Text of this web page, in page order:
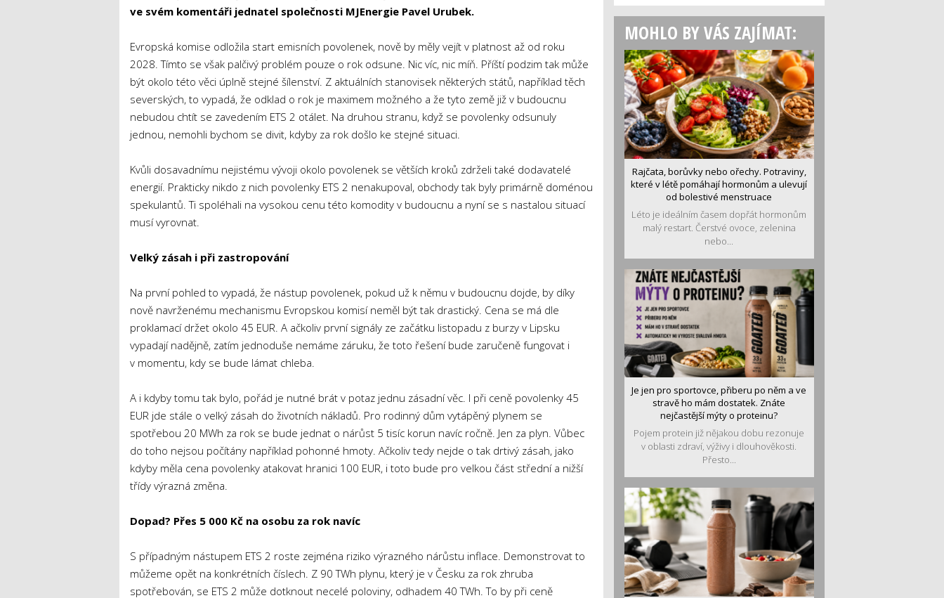
ve svém komentáři jednatel společnosti MJEnergie Pavel Urubek.
Evropská komise odložila start emisních povolenek, nově by měly vejít v platnost až od roku
2028. Tímto se však palčivý problém pouze o rok odsune. Nic víc, nic míň. Příští podzim tak může
být okolo této věci úplně stejné šílenství. Z aktuálních stanovisek některých států, například těch
severských, to vypadá, že odklad o rok je maximem možného a že tyto země již v budoucnu
nebudou chtít se zavedením ETS 2 otálet. Na druhou stranu, když se povolenky odsunuly
jednou, nemohli bychom se divit, kdyby za rok došlo ke stejné situaci.
Kvůli dosavadnímu nejistému vývoji okolo povolenek se větších kroků zdrželi také dodavatelé
energií. Prakticky nikdo z nich povolenky ETS 2 nenakupoval, obchody tak byly primárně doménou
spekulantů. Ti spoléhali na vysokou cenu této komodity v budoucnu a nyní se s nastalou situací
musí vyrovnat.
Velký zásah i při zastropování
Na první pohled to vypadá, že nástup povolenek, pokud už k němu v budoucnu dojde, by díky
nově navrženému mechanismu Evropskou komisí neměl být tak drastický. Cena se má dle
proklamací držet okolo 45 EUR. A ačkoliv první signály ze začátku listopadu z burzy v Lipsku
vypadají nadějně, zatím jednoduše nemáme záruku, že toto řešení bude zaručeně fungovat i
v momentu, kdy se bude lámat chleba.
A i kdyby tomu tak bylo, pořád je nutné brát v potaz jednu zásadní věc. I při ceně povolenky 45
EUR jde stále o velký zásah do životních nákladů. Pro rodinný dům vytápěný plynem se
spotřebou 20 MWh za rok se bude jednat o nárůst 5 tisíc korun navíc ročně. Jen za plyn. Vůbec
do toho nejsou počítány například pohonné hmoty. Ačkoliv tedy nejde o tak drtivý zásah, jako
kdyby měla cena povolenky atakovat hranici 100 EUR, i toto bude pro velkou část střední a nižší
třídy výrazná změna.
Dopad? Přes 5 000 Kč na osobu za rok navíc
S případným nástupem ETS 2 roste zejména riziko výrazného nárůstu inflace. Demonstrovat to
můžeme opět na konkrétních číslech. Z 90 TWh plynu, který je v Česku za rok zhruba
spotřebován, se ETS 2 může dotknout necelé poloviny, odhadem 40 TWh. To by při ceně
MOHLO BY VÁS ZAJÍMAT:
Rajčata, borůvky nebo ořechy. Potraviny,
které v létě pomáhají hormonům a ulevují
od bolestivé menstruace
Léto je ideálním časem dopřát hormonům
malý restart. Čerstvé ovoce, zelenina
nebo...
Je jen pro sportovce, přiberu po něm a ve
stravě ho mám dostatek. Znáte
nejčastější mýty o proteinu?
Pojem protein již nějakou dobu rezonuje
v oblasti zdraví, výživy i dlouhověkosti.
Přesto...